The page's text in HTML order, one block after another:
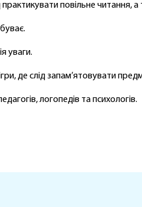
повільне читання,
уваги.
де слід запам’ятовувати
логопедів та психологів.